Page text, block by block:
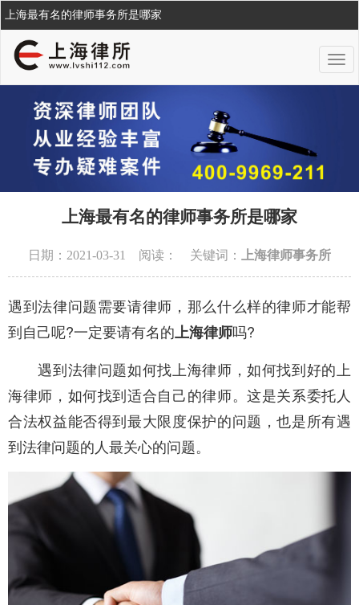
上海最有名的律师事务所是哪家
上海最有名的律师事务所是哪家
日期：2021-03-31 阅读： 关键词： 上海律师事务所
遇到法律问题需要请律师，那么什么样的律师才能帮
到自己呢?一定要请有名的上海律师吗?
遇到法律问题如何找上海律师，如何找到好的上
海律师，如何找到适合自己的律师。这是关系委托人
合法权益能否得到最大限度保护的问题，也是所有遇
到法律问题的人最关心的问题。